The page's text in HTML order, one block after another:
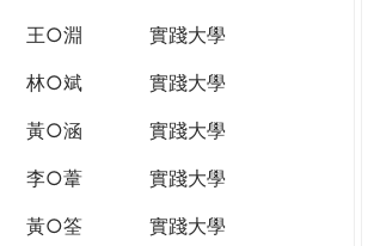
王○淵
實踐大學
林○斌
實踐大學
黃○涵
實踐大學
李○葦
實踐大學
黃○筌
實踐大學